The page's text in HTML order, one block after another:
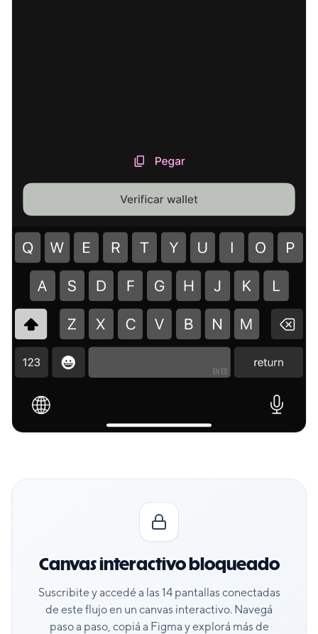
Canvas interactivo bloqueado
Suscribite y accedé a las 14pantallas conectadas
de este flujo en un canvas interactivo. Navegá
paso a paso, copiá a Figma y explorá más de